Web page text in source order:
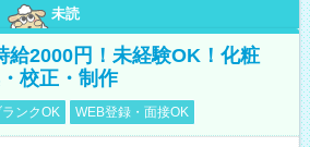
未読
給2000円！未経験OK！化粧
校正・制作
ランクOK WEB登録・面接OK